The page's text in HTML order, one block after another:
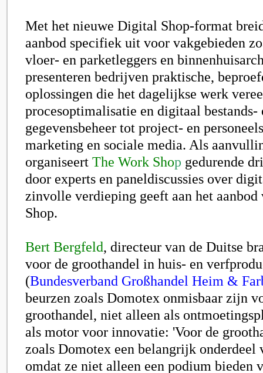
Met het nieuwe Digital Shop-format
aanbod specifiek uit voor vakgebieden
vloer- en parketleggers en
presenteren bedrijven praktische,
oplossingen die het dagelijkse werk
procesoptimalisatie en digitaal bestands-
gegevensbeheer tot project- en
marketing en sociale media. Als
organiseert The Work Shop gedurende
door experts en paneldiscussies over
zinvolle verdieping geeft aan het
Shop.
Bert Bergfeld, directeur van de Duitse
voor de groothandel in huis- en
(Bundesverband Großhandel Heim &
beurzen zoals Domotex onmisbaar zijn
groothandel, niet alleen als
als motor voor innovatie: 'Voor de
zoals Domotex een belangrijk onderdeel
omdat ze niet alleen een podium bieden